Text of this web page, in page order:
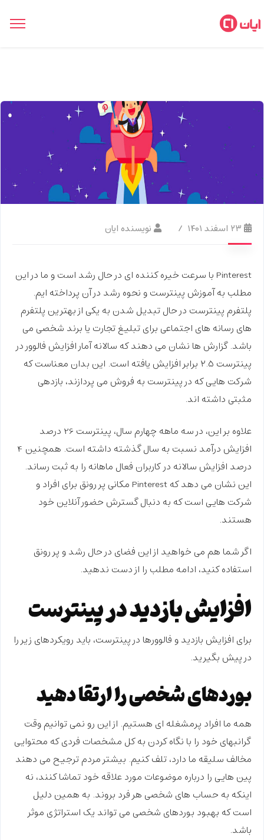
۲۳ اسفند ۱۴۰۱ نویسنده ایان
Pinterest با سرعت خیره کننده ای در حال رشد است و ما در این
مطلب به آموزش پینترست و نحوه رشد در آن پرداخته ایم.
پلتفرم پینترست در حال تبدیل شدن به یکی از بهترین پلتفرم
های رسانه های اجتماعی برای تبلیغ تجارت یا برند شخصی می
باشد. گزارش ها نشان می دهند که سالانه آمارافزایش فالوور در
پینترست
۲.۵ برابر افزایش یافته است. این بدان معناست که
شرکت هایی که در پینترست به فروش می پردازند، بازدهی
مثبتی داشته اند.
علاوه بر این، در سه ماهه چهارم سال، پینترست 26 درصد
افزایش درآمد نسبت به سال گذشته داشته است. همچنین 4
درصد افزایش سالانه در کاربران فعال ماهانه را به ثبت رساند.
این نشان می دهد که Pinterest مکانی پر رونق برای افراد و
شرکت هایی است که به دنبال گسترش حضور آنلاین خود
هستند.
اگر شما هم می خواهید از این فضای در حال رشد و پر رونق
استفاده کنید، ادامه مطلب را از دست ندهید.
افزایش بازدید در پینترست
برای افزایش بازدید و فالوورها در پینترست، باید رویکردهای زیر را
در پیش بگیرید.
بوردهای شخصی را ارتقا دهید
همه ما افراد پرمشغله ای هستیم. از این رو نمی توانیم وقت
گرانبهای خود را با نگاه کردن به کل مشخصات فردی که محتوایی
مخالف سلیقه ما دارد، تلف کنیم. بیشتر مردم ترجیح می دهند
پین هایی را درباره موضوعات مورد علاقه خود تماشا کنند، نه
اینکه به حساب های شخصی هر فرد بروند. به همین دلیل
است که بهبود بوردهای شخصی می تواند یک استراتژی موثر
باشد.